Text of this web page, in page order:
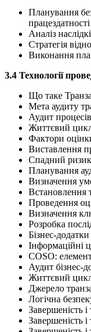
Планування
Аналіз
Стратегія
Виконання
3.4 Технології
Що таке
Мета аудиту
Аудит
Життєвий
Фактори
Виставлення
Спадний
Планування
Визначення
Встановлення
Проведення
Визначення
Розробка
Бізнес-додатки
Інформаційні
COSO:
Аудит бізнес-
Життєвий цикл
Джерело
Логічна
Завершеність
Завершеність